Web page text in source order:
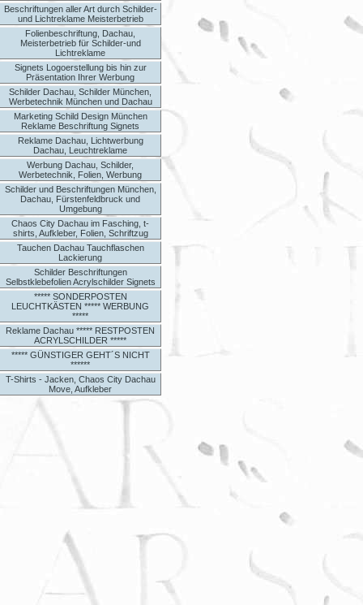
Beschriftungen aller Art durch Schilder-
und Lichtreklame Meisterbetrieb
Folienbeschriftung, Dachau,
Meisterbetrieb für Schilder-und
Lichtreklame
Signets Logoerstellung bis hin zur
Präsentation Ihrer Werbung
Schilder Dachau, Schilder München,
Werbetechnik München und Dachau
Marketing Schild Design München
Reklame Beschriftung Signets
Reklame Dachau, Lichtwerbung
Dachau, Leuchtreklame
Werbung Dachau, Schilder,
Werbetechnik, Folien, Werbung
Schilder und Beschriftungen München,
Dachau, Fürstenfeldbruck und
Umgebung
Chaos City Dachau im Fasching, t-
shirts, Aufkleber, Folien, Schriftzug
Tauchen Dachau Tauchflaschen
Lackierung
Schilder Beschriftungen
Selbstklebefolien Acrylschilder Signets
***** SONDERPOSTEN
LEUCHTKÄSTEN ***** WERBUNG
*****
Reklame Dachau ***** RESTPOSTEN
ACRYLSCHILDER *****
***** GÜNSTIGER GEHT´S NICHT
******
T-Shirts - Jacken, Chaos City Dachau
Move, Aufkleber